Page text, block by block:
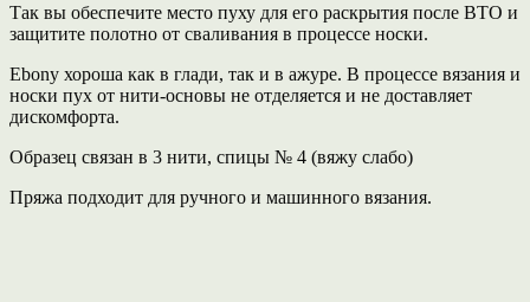
Так вы обеспечите место пуху для его раскрытия после ВТО и
защитите полотно от сваливания в процессе носки.
Ebony хороша как в глади, так и в ажуре. В процессе вязания и
носки пух от нити-основы не отделяется и не доставляет
дискомфорта.
Образец связан в 3 нити, спицы № 4 (вяжу слабо)
Пряжа подходит для ручного и машинного вязания.